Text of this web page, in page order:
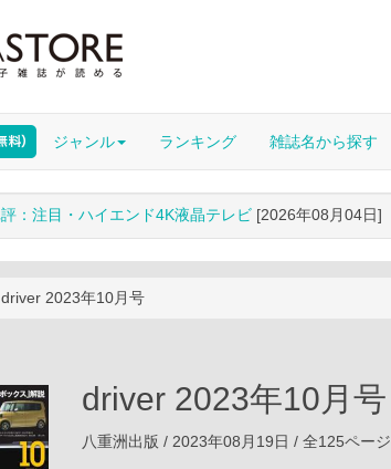
ジャンル ランキング 雑誌名から探す
：注目・ハイエンド4K液晶テレビ [2026年08月04日]
driver 2023年10月号
driver 2023年10月号
八重洲出版 / 2023年08月19日 / 全125ページ